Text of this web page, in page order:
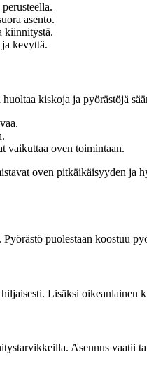
asento.
kiinnitystä.
kevyttä.
kiskoja ja pyörästöjä
vaikuttaa oven toimintaan.
oven pitkäikäisyyden ja
puolestaan koostuu
Lisäksi oikeanlainen
Asennus